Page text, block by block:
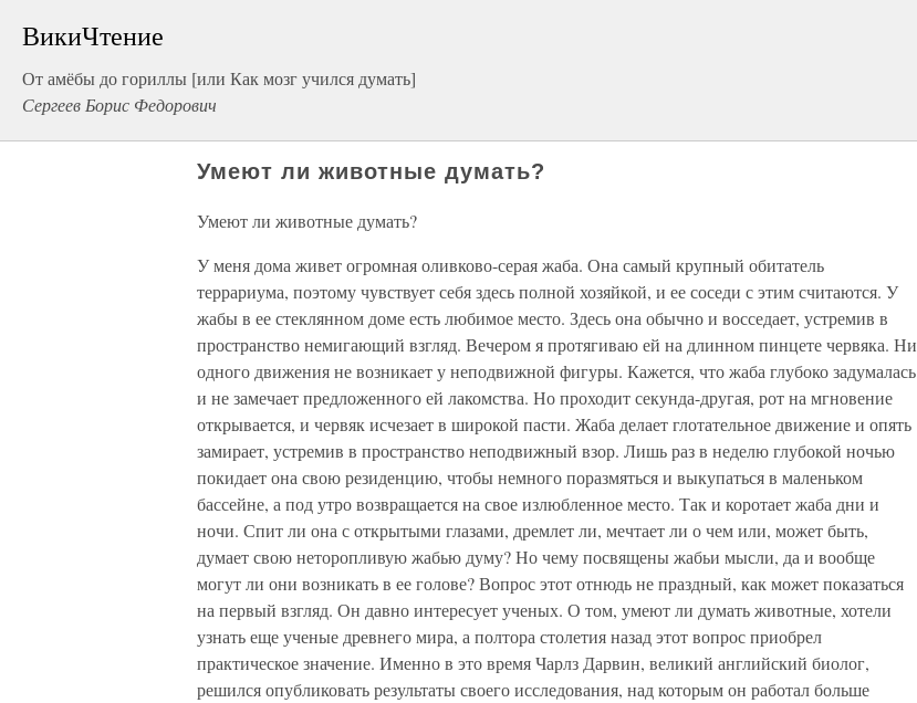
ВикиЧтение
От амёбы до гориллы [или Как мозг учился думать]
Сергеев Борис Федорович
Умеют ли животные думать?
Умеют ли животные думать?
У меня дома живет огромная оливково-серая жаба. Она самый крупный обитатель
террариума, поэтому чувствует себя здесь полной хозяйкой, и ее соседи с этим считаются. У
жабы в ее стеклянном доме есть любимое место. Здесь она обычно и восседает, устремив в
пространство немигающий взгляд. Вечером я протягиваю ей на длинном пинцете червяка. Ни
одного движения не возникает у неподвижной фигуры. Кажется, что жаба глубоко задумалась
и не замечает предложенного ей лакомства. Но проходит секунда-другая, рот на мгновение
открывается, и червяк исчезает в широкой пасти. Жаба делает глотательное движение и опять
замирает, устремив в пространство неподвижный взор. Лишь раз в неделю глубокой ночью
покидает она свою резиденцию, чтобы немного поразмяться и выкупаться в маленьком
бассейне, а под утро возвращается на свое излюбленное место. Так и коротает жаба дни и
ночи. Спит ли она с открытыми глазами, дремлет ли, мечтает ли о чем или, может быть,
думает свою неторопливую жабью думу? Но чему посвящены жабьи мысли, да и вообще
могут ли они возникать в ее голове? Вопрос этот отнюдь не праздный, как может показаться
на первый взгляд. Он давно интересует ученых. О том, умеют ли думать животные, хотели
узнать еще ученые древнего мира, а полтора столетия назад этот вопрос приобрел
практическое значение. Именно в это время Чарлз Дарвин, великий английский биолог,
решился опубликовать результаты своего исследования, над которым он работал больше